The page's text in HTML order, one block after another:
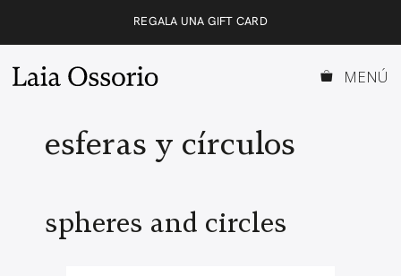
REGALA UNA GIFT CARD
MENÚ
esferas y círculos
spheres and circles